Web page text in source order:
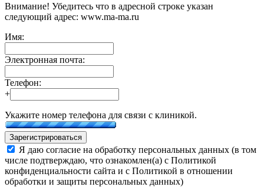
Внимание! Убедитесь что в адресной строке указан
следующий адрес: www.ma-ma.ru
Имя:
Электронная почта:
Телефон:
+
Укажите номер телефона для связи с клиникой.
Зарегистрироваться
Я даю согласие на обработку персональных данных (в том
числе подтверждаю, что ознакомлен(а) с Политикой
конфиденциальности сайта и с Политикой в отношении
обработки и защиты персональных данных)